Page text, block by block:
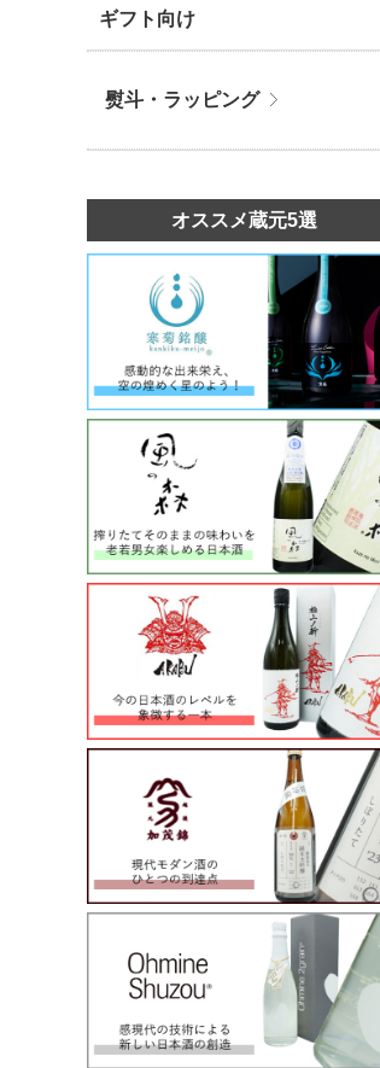
ギフト向け
熨斗・ラッピング
オススメ蔵元5選